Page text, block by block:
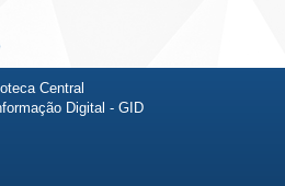
Central
Digital - GID